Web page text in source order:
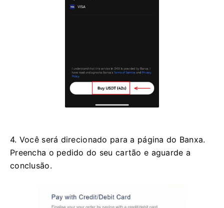
4. Você será direcionado para a página do Banxa.
Preencha o pedido do seu cartão e aguarde a
conclusão.